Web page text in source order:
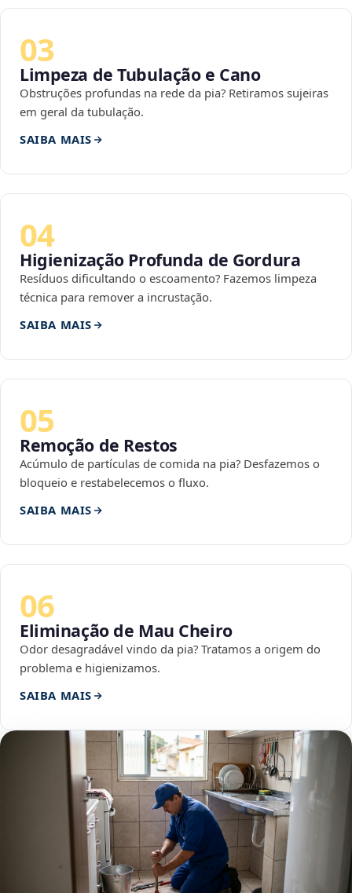
03
Limpeza de Tubulação e Cano
Obstruções profundas na rede da pia? Retiramos sujeiras
em geral da tubulação.
SAIBA MAIS
04
Higienização Profunda de Gordura
Resíduos dificultando o escoamento? Fazemos limpeza
técnica para remover a incrustação.
SAIBA MAIS
05
Remoção de Restos
Acúmulo de partículas de comida na pia? Desfazemos o
bloqueio e restabelecemos o fluxo.
SAIBA MAIS
06
Eliminação de Mau Cheiro
Odor desagradável vindo da pia? Tratamos a origem do
problema e higienizamos.
SAIBA MAIS